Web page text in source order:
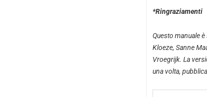
*Ringraziamenti
Questo manuale
Kloeze, Sanne
Vroegrijk. La
una volta,